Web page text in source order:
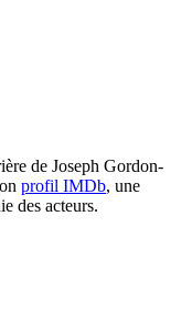
de Joseph Gordon-
profil IMDb, une
des acteurs.